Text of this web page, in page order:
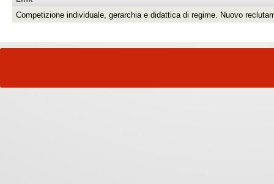
Competizione individuale, gerarchia e didattica di regime. Nuovo